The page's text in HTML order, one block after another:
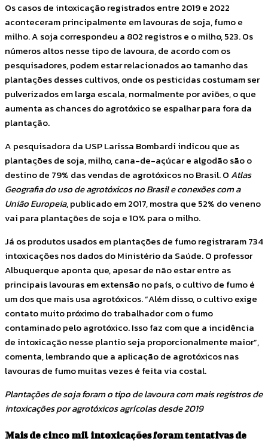
Os casos de intoxicação registrados entre 2019 e 2022
aconteceram principalmente em lavouras de soja, fumo e
milho. A soja correspondeu a 802 registros e o milho, 523. Os
números altos nesse tipo de lavoura, de acordo com os
pesquisadores, podem estar relacionados ao tamanho das
plantações desses cultivos, onde os pesticidas costumam ser
pulverizados em larga escala, normalmente por aviões, o que
aumenta as chances do agrotóxico se espalhar para fora da
plantação.
A pesquisadora da USP Larissa Bombardi indicou que as
plantações de soja, milho, cana-de-açúcar e algodão são o
destino de 79% das vendas de agrotóxicos no Brasil. O Atlas
Geografia do uso de agrotóxicos no Brasil e conexões com a
União Europeia, publicado em 2017, mostra que 52% do veneno
vai para plantações de soja e 10% para o milho.
Já os produtos usados em plantações de fumo registraram 734
intoxicações nos dados do Ministério da Saúde. O professor
Albuquerque aponta que, apesar de não estar entre as
principais lavouras em extensão no país, o cultivo de fumo é
um dos que mais usa agrotóxicos. “Além disso, o cultivo exige
contato muito próximo do trabalhador com o fumo
contaminado pelo agrotóxico. Isso faz com que a incidência
de intoxicação nesse plantio seja proporcionalmente maior”,
comenta, lembrando que a aplicação de agrotóxicos nas
lavouras de fumo muitas vezes é feita via costal.
Plantações de soja foram o tipo de lavoura com mais registros de
intoxicações por agrotóxicos agrícolas desde 2019
Mais de cinco mil intoxicações foram tentativas de